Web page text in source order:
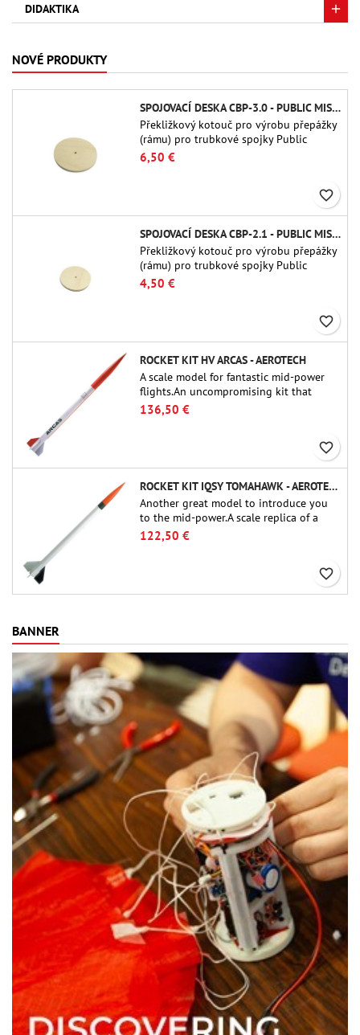
DIDAKTIKA
NOVÉ PRODUKTY
SPOJOVACÍ DESKA CBP-3.0 - PUBLIC MISSILES LTD.
Překližkový kotouč pro výrobu přepážky
(rámu) pro trubkové spojky Public
Missiles Ltd. o průměru 75 mm (PT-
3.0/QT-3.0)
6,50 €
favorite_border
SPOJOVACÍ DESKA CBP-2.1 - PUBLIC MISSILES LTD.
Překližkový kotouč pro výrobu přepážky
(rámu) pro trubkové spojky Public
Missiles Ltd. o průměru 54 mm (PT-2.1
nebo QT-2.1)
4,50 €
favorite_border
ROCKET KIT HV ARCAS - AEROTECH
A scale model for fantastic mid-power
flights.An uncompromising kit that
allows you to build a replica of one of
the most famous sounding-rocket ever.
136,50 €
favorite_border
ROCKET KIT IQSY TOMAHAWK - AEROTECH
Another great model to introduce you
to the mid-power.A scale replica of a
famous sounding rocket, small in size
and peefect to move to higher-level kits.
122,50 €
favorite_border
BANNER